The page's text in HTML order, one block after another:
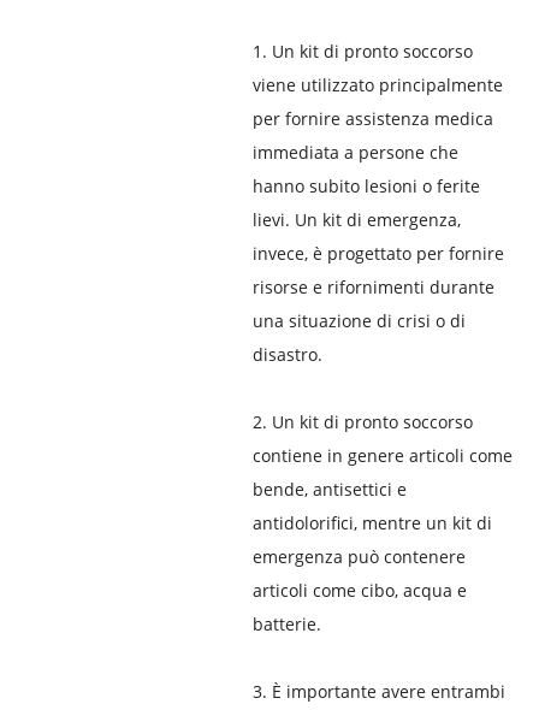
1. Un kit di pronto soccorso
viene utilizzato principalmente
per fornire assistenza medica
immediata a persone che
hanno subito lesioni o ferite
lievi. Un kit di emergenza,
invece, è progettato per fornire
risorse e rifornimenti durante
una situazione di crisi o di
disastro.
2. Un kit di pronto soccorso
contiene in genere articoli come
bende, antisettici e
antidolorifici, mentre un kit di
emergenza può contenere
articoli come cibo, acqua e
batterie.
3. È importante avere entrambi